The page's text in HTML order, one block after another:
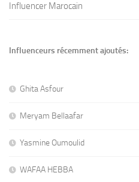
Influencer Marocain
Influenceurs récemment ajoutés:
Ghita Asfour
Meryam Bellaafar
Yasmine Oumoulid
WAFAA HEBBA